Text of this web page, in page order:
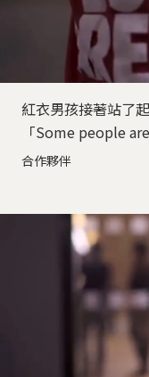
紅衣男孩接著站了
「Some people
合作夥伴